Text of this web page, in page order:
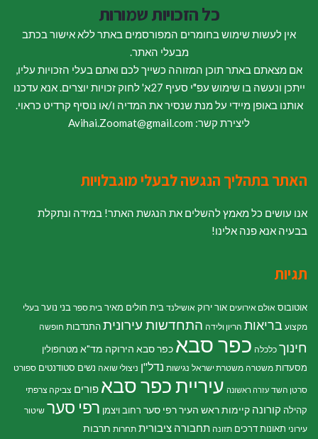
כל הזכויות שמורות
אין לעשות שימוש בחומרים המפורסמים באתר ללא אישור בכתב
מבעלי האתר.
אם מצאתם באתר תוכן המזוהה כשייך לכם ואתם בעלי הזכויות עליו,
ייתכן ונעשה בו שימוש עפ"י סעיף 27א' לחוק זכויות יוצרים. אנא עדכנו
אותנו באופן מיידי על מנת שנסיר את המדיה ו/או נוסיף קרדיט כראוי.
ליצירת קשר: Avihai.Zoomat@gmail.com
האתר בתהליך הנגשה לבעלי מוגבלויות
אנו עושים כל מאמץ להשלים את הנגשת האתר! במידה ונתקלת
בבעיה אנא פנה אלינו!
תגיות
אוטובוס אולם אירועים אור ירוק אושילנד בית חולים מאיר בית ספר בני נוער בעלי
מקצוע בריאות הריון ולידה התחדשות עירוניתהתנדבות חופשה
חינוך כלכלה כפר סבא כפר סבא הירוקה מד"א מטרופולין
מסעדות משטרה משטרת ישראל נגישות נדל"ן ניצולי שואה נשים סטודנטים ספורט
סרטן השד עזרה ראשונה עיריית כפר סבא פורים צביקה צרפתי
קהילה קורונה קיימותראש העיר רפי סער רחוב ויצמן רפי סער שיטור
עירוני תאונות דרכים תזונה תחבורה ציבורית תחרות תרבות